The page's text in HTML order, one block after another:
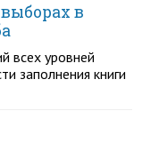
в
всех уровней
заполнения книги